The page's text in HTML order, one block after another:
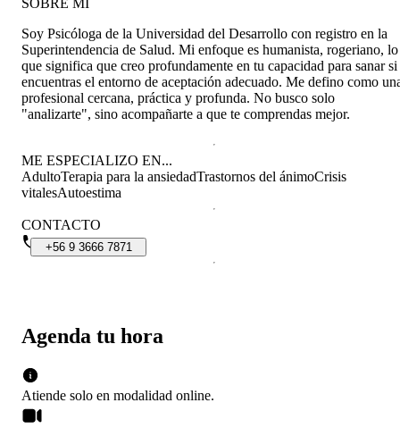
Agenda tu hora
Atiende solo en modalidad online.
SOBRE MÍ
Soy Psicóloga de la Universidad del Desarrollo con registro en la
Superintendencia de Salud. Mi enfoque es humanista, rogeriano, lo
que significa que creo profundamente en tu capacidad para sanar si
encuentras el entorno de aceptación adecuado. Me defino como
profesional cercana, práctica y profunda. No busco solo
"analizarte", sino acompañarte a que te comprendas mejor.
ME ESPECIALIZO EN...
AdultoTerapia para la ansiedadTrastornos del ánimoCrisis
vitalesAutoestima
CONTACTO
+56 9 3666 7871